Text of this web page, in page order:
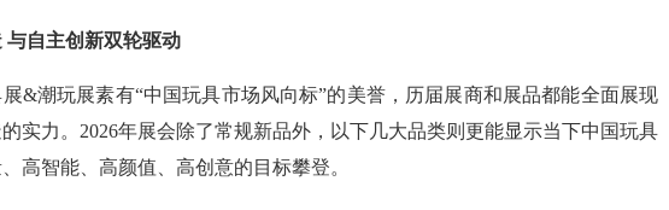
与自主创新双轮驱动
&潮玩展素有“中国玩具市场风向标”的美誉，历届展商和展品都能全面展现
实力。2026年展会除了常规新品外，以下几大品类则更能显示当下中国玩具
高智能、高颜值、高创意的目标攀登。